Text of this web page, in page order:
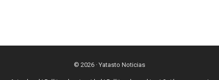
© 2026 · Yatasto Noticias